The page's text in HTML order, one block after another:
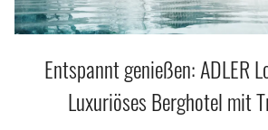
Facebook
Instagram
PinterestBluesky
Entspannt genießen: ADLER
Luxuriöses Berghotel mit